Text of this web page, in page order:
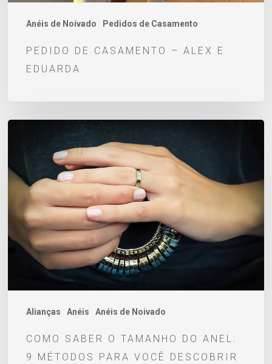
Anéis de Noivado Pedidos de Casamento
PEDIDO DE CASAMENTO – ALEX E
EDUARDA
Alianças Anéis Anéis de Noivado
o
tamanho
anel:
9
métodos
você
descobrir
COMO SABER O TAMANHO DO ANEL:
9 MÉTODOS PARA VOCÊ DESCOBRIR